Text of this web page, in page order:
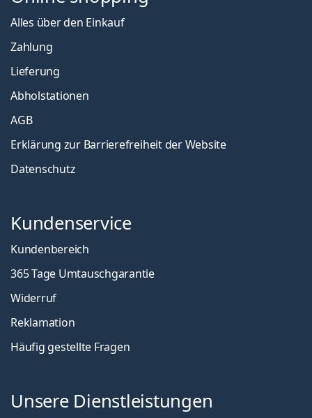
Alles über den Einkauf
Zahlung
Lieferung
Abholstationen
AGB
Erklärung zur Barrierefreiheit der Website
Datenschutz
Kundenservice
Kundenbereich
365 Tage Umtauschgarantie
Widerruf
Reklamation
Häufig gestellte Fragen
Unsere Dienstleistungen